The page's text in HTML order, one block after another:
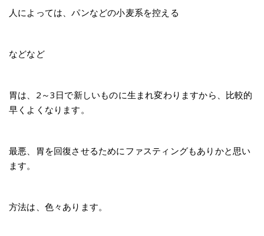
人によっては、パンなどの小麦系を控える
などなど
胃は、2～3日で新しいものに生まれ変わりますから、比較的
早くよくなります。
最悪、胃を回復させるためにファスティングもありかと思い
ます。
方法は、色々あります。